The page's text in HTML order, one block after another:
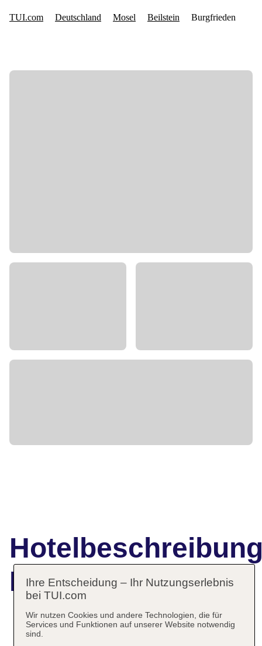
Burgfrieden
Das bietet Ihre Unterkunft
Ihre Entscheidung – Ihr Nutzungserlebnis
bei TUI.com
Wir nutzen Cookies und andere Technologien, die für
Services und Funktionen auf unserer Website notwendig
sind.